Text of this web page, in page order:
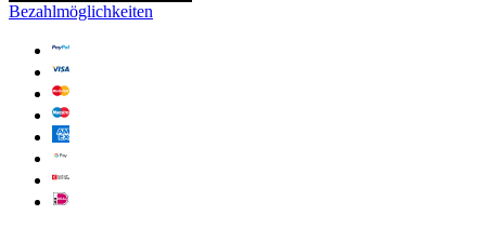
Bezahlmöglichkeiten